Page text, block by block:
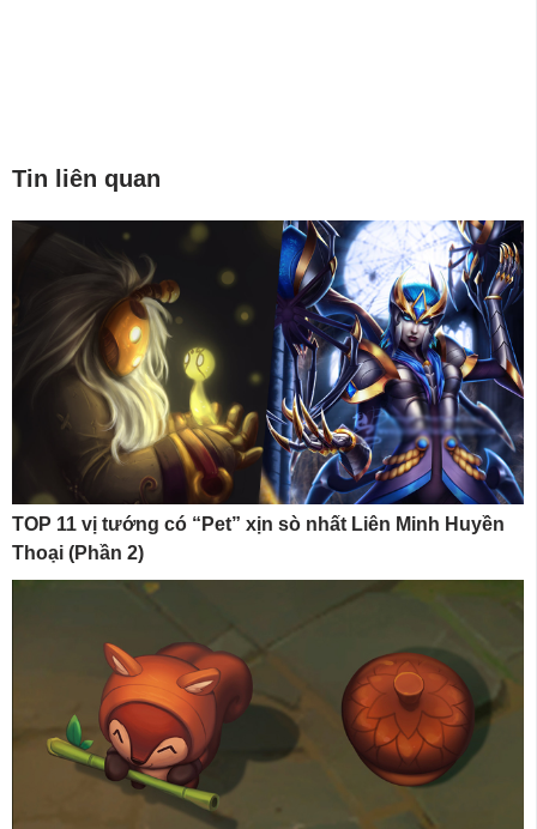
Tin liên quan
TOP 11 vị tướng có “Pet” xịn sò nhất Liên Minh Huyền
Thoại (Phần 2)